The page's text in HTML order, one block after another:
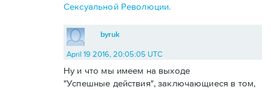
Сексуальной Революции.
byruk
April 19 2016, 20:05:05 UTC
Ну и что мы имеем на выходе
"Успешные действия", заключающиеся в том,